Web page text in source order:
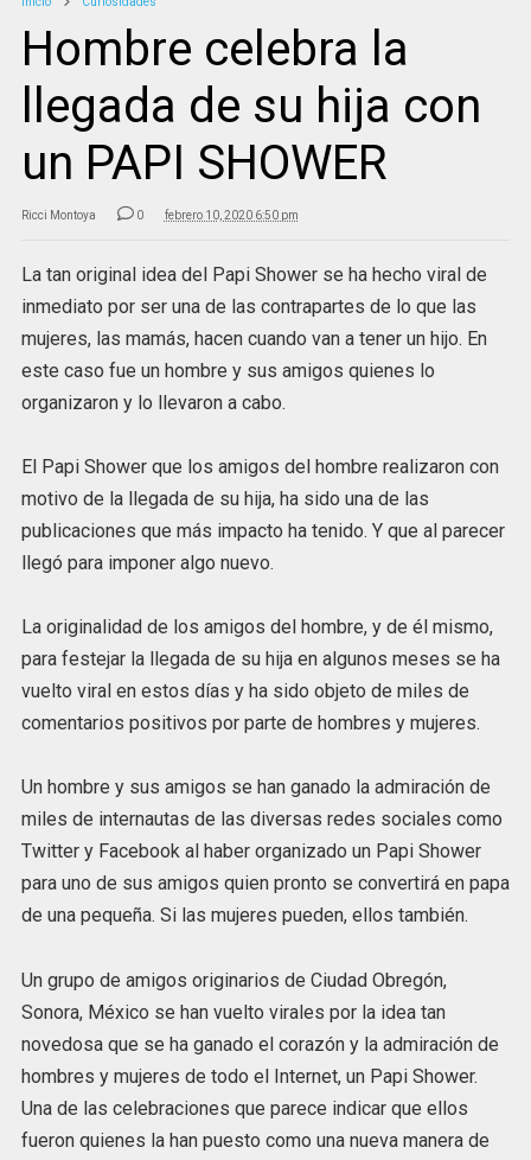
Hombre celebra la
llegada de su hija con
un PAPI SHOWER
Ricci Montoya 0 febrero 10, 2020 6:50 pm
La tan original idea del Papi Shower se ha hecho viral de
inmediato por ser una de las contrapartes de lo que las
mujeres, las mamás, hacen cuando van a tener un hijo. En
este caso fue un hombre y sus amigos quienes lo
organizaron y lo llevaron a cabo.
El Papi Shower que los amigos del hombre realizaron con
motivo de la llegada de su hija, ha sido una de las
publicaciones que más impacto ha tenido. Y que al parecer
llegó para imponer algo nuevo.
La originalidad de los amigos del hombre, y de él mismo,
para festejar la llegada de su hija en algunos meses se ha
vuelto viral en estos días y ha sido objeto de miles de
comentarios positivos por parte de hombres y mujeres.
Un hombre y sus amigos se han ganado la admiración de
miles de internautas de las diversas redes sociales como
Twitter y Facebook al haber organizado un Papi Shower
para uno de sus amigos quien pronto se convertirá en papa
de una pequeña. Si las mujeres pueden, ellos también.
Un grupo de amigos originarios de Ciudad Obregón,
Sonora, México se han vuelto virales por la idea tan
novedosa que se ha ganado el corazón y la admiración de
hombres y mujeres de todo el Internet, un Papi Shower.
Una de las celebraciones que parece indicar que ellos
fueron quienes la han puesto como una nueva manera de